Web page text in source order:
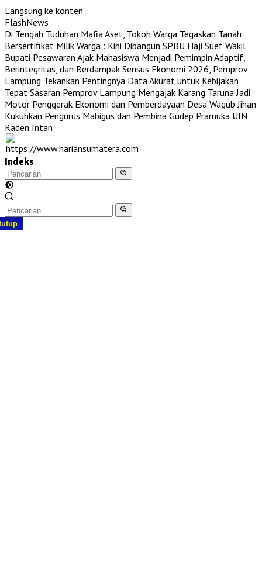
Langsung ke konten
FlashNews
Di Tengah Tuduhan Mafia Aset, Tokoh Warga Tegaskan Tanah
Bersertifikat Milik Warga : Kini Dibangun SPBU Haji Suef Wakil
Bupati Pesawaran Ajak Mahasiswa Menjadi Pemimpin Adaptif,
Berintegritas, dan Berdampak Sensus Ekonomi 2026, Pemprov
Lampung Tekankan Pentingnya Data Akurat untuk Kebijakan
Tepat Sasaran Pemprov Lampung Mengajak Karang Taruna Jadi
Motor Penggerak Ekonomi dan Pemberdayaan Desa Wagub Jihan
Kukuhkan Pengurus Mabigus dan Pembina Gudep Pramuka UIN
Raden Intan
Indeks